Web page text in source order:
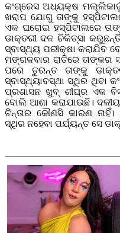
କଂଗ୍ରେସ ଅଧ୍ୟକ୍ଷ
ଖରାପ ଯୋଗୁ ତାଙ୍କୁ
ଏକ ଘରୋଇ ହସ୍ପିଟାଲରେ
ଡାକ୍ତରୀ ଦଳ ଚିକିତ୍ସା
ସ୍ବାସ୍ଥ୍ୟ ପରୀକ୍ଷା କରାଯିବ
ମଙ୍ଗଳବାର ରାତିରେ ତାଙ୍କର
ପରେ ତୁରନ୍ତ ତାଙ୍କୁ
ସ୍ବାସ୍ଥ୍ୟାବସ୍ଥା ସ୍ଥିର ଥିବା
ପ୍ରଶାସନ ଖୁବ୍ ଶୀଘ୍ର ଏକ
ବୋଲି ଆଶା କରାଯାଉଛି।
ଚିନ୍ତାର କୌଣସି କାରଣ
ସ୍ଥିର ନହେବା ପର୍ଯ୍ୟନ୍ତ ସେ